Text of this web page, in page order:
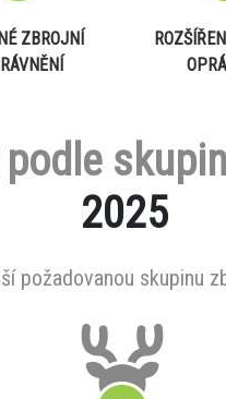
ZBROJNÍ
podle
2025
požadovanou skupinu